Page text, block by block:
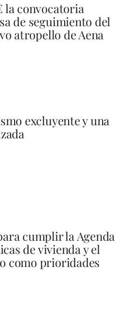
la convocatoria
de seguimiento del
atropello de Aena
excluyente y una
cumplir la Agenda
de vivienda y el
como prioridades